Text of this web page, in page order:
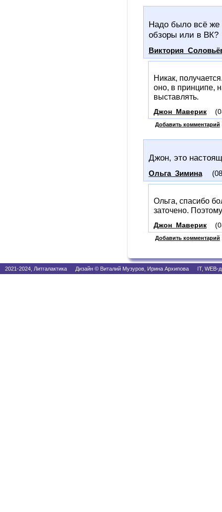
Надо было всё же
обзоры или в ВК?
Никак,
оно, в принципе,
выставлять.
Джон_Маверик
Добавить комментарий
Джон, это
Ольга_Зимина
Ольга, спасибо
заточено.
Джон_Маверик
Добавить комментарий
2021-2024, Литгалактика Дизайн © Виталий Музуров, Ирина Архипова IT, WEB-